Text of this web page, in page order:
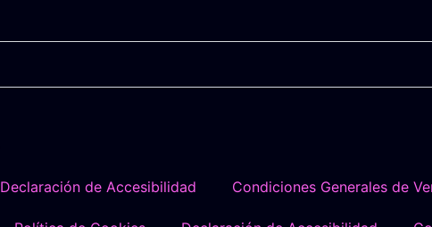
Declaración de Accesibilidad Condiciones Generales de